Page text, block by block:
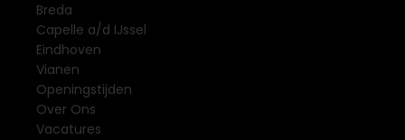
Breda
Capelle a/d IJssel
Eindhoven
Vianen
Openingstijden
Over Ons
Vacatures